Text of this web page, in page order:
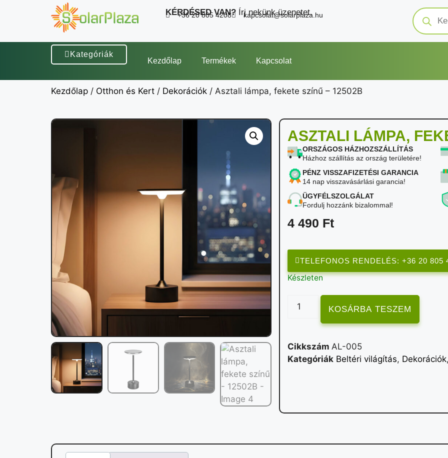
KÉRDÉSED VAN? Írj nekünk üzenetet.
+36 20 805 4208 kapcsolat@solarplaza.hu
Kategóriák
Kezdőlap Termékek Kapcsolat
Kezdőlap / Otthon és Kert / Dekorációk / Asztali lámpa, fekete színű – 12502B
ASZTALI LÁMPA,
ORSZÁGOS HÁZHOZSZÁLLÍTÁS
Házhoz szállítás az ország területére!
PÉNZ VISSZAFIZETÉSI GARANCIA
14 nap visszavásárlási garancia!
ÜGYFÉLSZOLGÁLAT
Fordulj hozzánk bizalommal!
4 490 Ft
TELEFONOS RENDELÉS: +36 20 805
Készleten
KOSÁRBA TESZEM
Cikkszám AL-005
Kategóriák Beltéri világítás, Dekorációk